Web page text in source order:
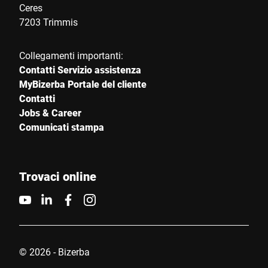
Ceres
7203 Trimmis
Collegamenti importanti:
Contatti Servizio assistenza
MyBizerba Portale del cliente
Contatti
Jobs & Career
Comunicati stampa
Trovaci online
© 2026 - Bizerba